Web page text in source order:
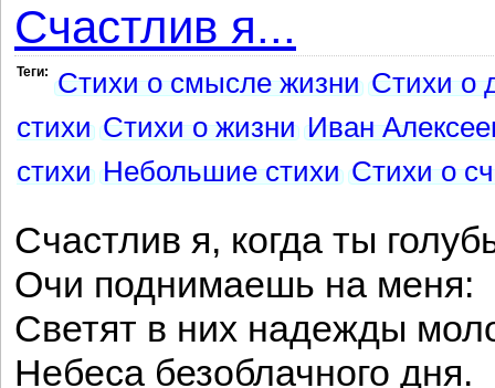
Счастлив я...
Теги: Стихи о смысле жизни Стихи о
стихи Стихи о жизни Иван
стихи Небольшие стихи Стихи о
Счастлив я, когда ты
Очи поднимаешь на меня:
Светят в них надежды
Небеса безоблачного дня.